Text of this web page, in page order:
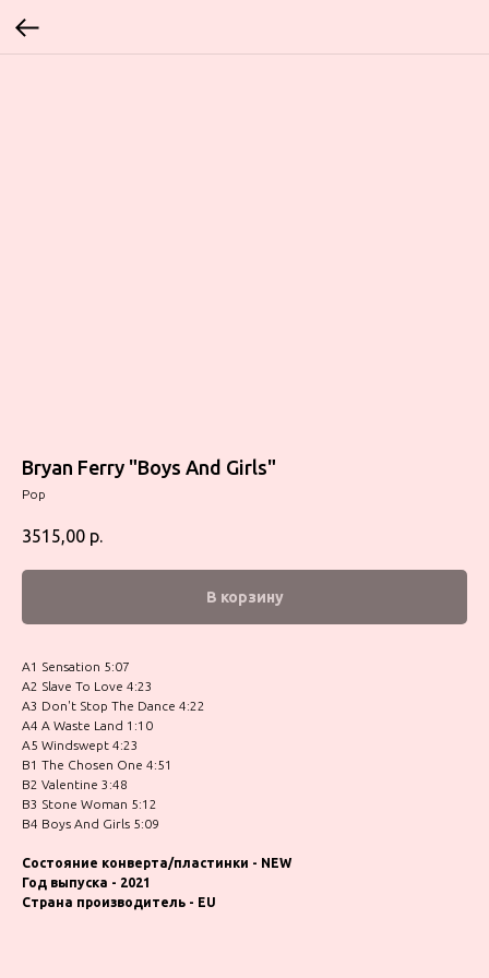
Bryan Ferry "Boys And Girls"
Pop
3515,00 р.
В корзину
A1 Sensation 5:07
A2 Slave To Love 4:23
A3 Don't Stop The Dance 4:22
A4 A Waste Land 1:10
A5 Windswept 4:23
B1 The Chosen One 4:51
B2 Valentine 3:48
B3 Stone Woman 5:12
B4 Boys And Girls 5:09
Состояние конверта/пластинки - NEW
Год выпуска - 2021
Страна производитель - EU